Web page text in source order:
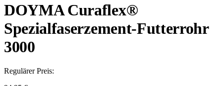
DOYMA Curaflex®
Spezialfaserzement-Futterrohr
3000
Regulärer Preis: